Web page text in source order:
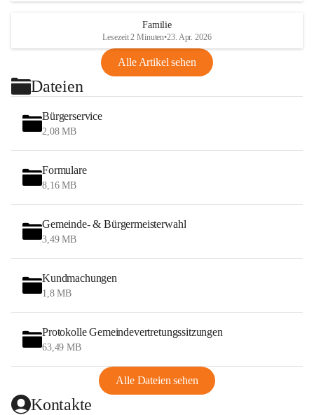
Familie
Lesezeit 2 Minuten•23. Apr. 2026
Alle Artikel sehen
Dateien
Bürgerservice
2,08 MB
Formulare
8,16 MB
Gemeinde- & Bürgermeisterwahl
3,49 MB
Kundmachungen
1,8 MB
Protokolle Gemeindevertretungssitzungen
63,49 MB
Alle Dateien sehen
Kontakte